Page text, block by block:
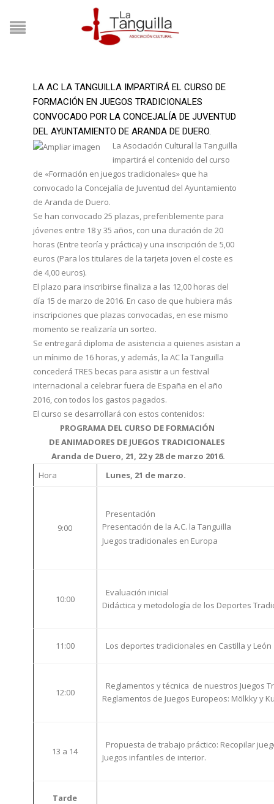
LA AC LA TANGUILLA IMPARTIRÁ EL CURSO DE
FORMACIÓN EN JUEGOS TRADICIONALES
CONVOCADO POR LA CONCEJALÍA DE JUVENTUD
DEL AYUNTAMIENTO DE ARANDA DE DUERO.
La Asociación Cultural la Tanguilla
impartirá el contenido del curso
de «Formación en juegos tradicionales» que ha
convocado la Concejalía de Juventud del Ayuntamiento
de Aranda de Duero.
Se han convocado 25 plazas, preferiblemente para
jóvenes entre 18 y 35 años, con una duración de 20
horas (Entre teoría y práctica) y una inscripción de 5,00
euros (Para los titulares de la tarjeta joven el coste es
de 4,00 euros).
El plazo para inscribirse finaliza a las 12,00 horas del
día 15 de marzo de 2016. En caso de que hubiera más
inscripciones que plazas convocadas, en ese mismo
momento se realizaría un sorteo.
Se entregará diploma de asistencia a quienes asistan a
un mínimo de 16 horas, y además, la AC la Tanguilla
concederá TRES becas para asistir a un festival
internacional a celebrar fuera de España en el año
2016, con todos los gastos pagados.
El curso se desarrollará con estos contenidos:
PROGRAMA DEL CURSO DE FORMACIÓN
DE ANIMADORES DE JUEGOS TRADICIONALES
Aranda de Duero, 21, 22 y 28 de marzo 2016.
Hora
Lunes, 21 de marzo.
9:00
Presentación
Presentación de la A.C. la Tanguilla
Juegos tradicionales en Europa
10:00
Evaluación inicial
Didáctica y metodología de los Deportes
11:00 Los deportes tradicionales en Castilla y León
12:00
Reglamentos y técnica de nuestros Juegos
Reglamentos de Juegos Europeos: Mölkky y
13 a 14
Propuesta de trabajo práctico: Recopilar
Juegos infantiles de interior.
Tarde